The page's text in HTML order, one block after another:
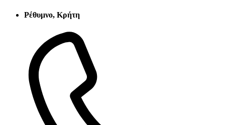
Ρέθυμνο, Κρήτη